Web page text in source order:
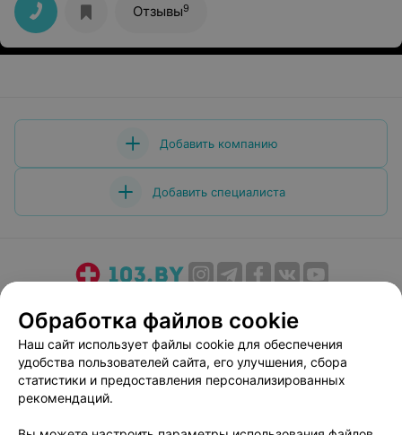
Отзывы9
Добавить компанию
Добавить специалиста
Медицинский маркетинг
Публичный договор
Пользовательское соглашение
Способы оплаты
Вакансии
Партнеры
Написать руководителю 103.by
Обработка файлов cookie
Наш сайт использует файлы cookie для обеспечения
удобства пользователей сайта, его улучшения, сбора
статистики и предоставления персонализированных
рекомендаций.